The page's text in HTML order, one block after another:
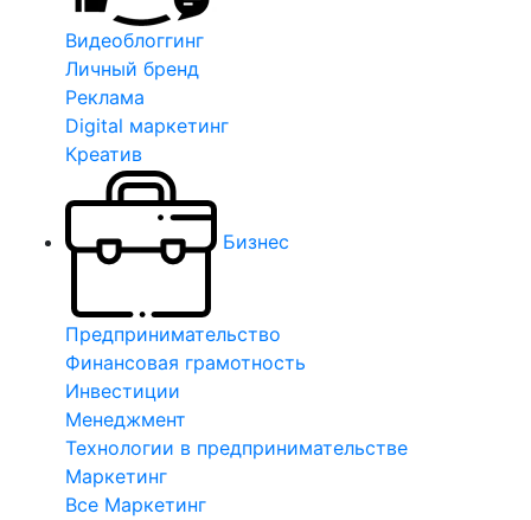
Видеоблоггинг
Личный бренд
Реклама
Digital маркетинг
Креатив
Бизнес
Предпринимательство
Финансовая грамотность
Инвестиции
Менеджмент
Технологии в предпринимательстве
Маркетинг
Все Маркетинг